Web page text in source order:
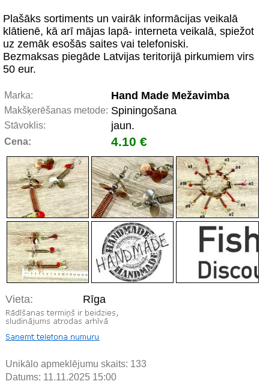
Plašāks sortiments un vairāk informācijas veikalā
klātienē, kā arī mājas lapā- interneta veikalā, spiežot
uz zemāk esošās saites vai telefoniski.
Bezmaksas piegāde Latvijas teritorijā pirkumiem virs
50 eur.
Marka: Hand Made Mežavimba
Makšķerēšanas metode: Spiningošana
Stāvoklis: jaun.
Cena: 4.10 €
Vieta: Rīga
Unikālo apmeklējumu skaits: 133
Datums: 11.11.2025 15:00